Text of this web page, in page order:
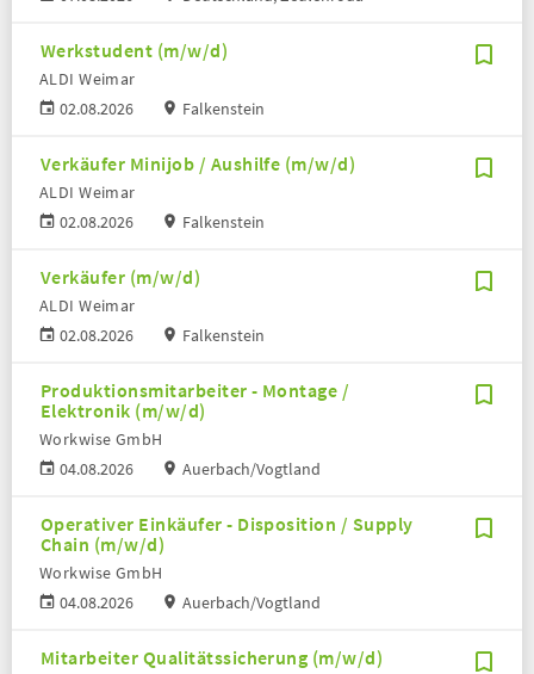
Werkstudent (m/w/d)
02.08.2026
ALDI Weimar
Falkenstein
Verkäufer Minijob / Aushilfe (m/w/d)
02.08.2026
ALDI Weimar
Falkenstein
Verkäufer (m/w/d)
02.08.2026
ALDI Weimar
Falkenstein
Produktionsmitarbeiter - Montage /
Elektronik (m/w/d)
04.08.2026
Workwise GmbH
Auerbach/Vogtland
Operativer Einkäufer - Disposition / Supply
Chain (m/w/d)
04.08.2026
Workwise GmbH
Auerbach/Vogtland
Mitarbeiter Qualitätssicherung (m/w/d)